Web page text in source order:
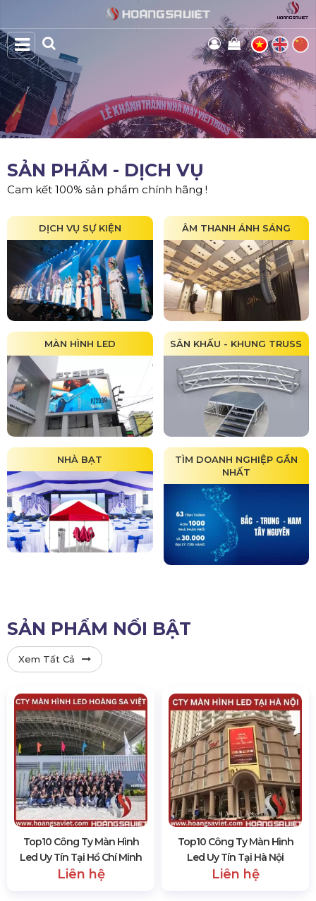
SẢN PHẨM - DỊCH VỤ
Cam kết 100% sản phẩm chính hãng !
DỊCH VỤ SỰ KIỆN ÂM THANH ÁNH SÁNG
MÀN HÌNH LED SÂN KHẤU - KHUNG TRUSS
NHÀ BẠT
TÌM DOANH NGHIỆP GẦN
NHẤT
SẢN PHẨM NỔI BẬT
Xem Tất Cả
Top10 Công Ty Màn Hình
Led Uy Tín Tại Hồ Chí Minh
Liên hệ
Top10 Công Ty Màn Hình
Led Uy Tín Tại Hà Nội
Liên hệ